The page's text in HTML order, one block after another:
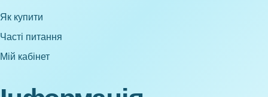
Як купити
Часті питання
Мій кабінет